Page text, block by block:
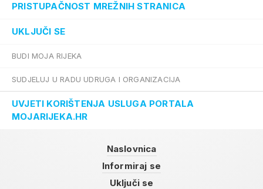
PRISTUPAČNOST MREŽNIH STRANICA
UKLJUČI SE
BUDI MOJA RIJEKA
SUDJELUJ U RADU UDRUGA I ORGANIZACIJA
UVJETI KORIŠTENJA USLUGA PORTALA
MOJARIJEKA.HR
Naslovnica
Informiraj se
Uključi se